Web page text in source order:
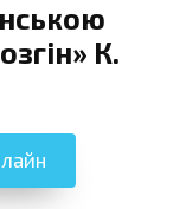
К.